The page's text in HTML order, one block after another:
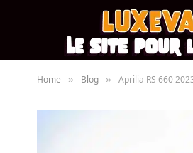
Home » Blog » Aprilia RS 660